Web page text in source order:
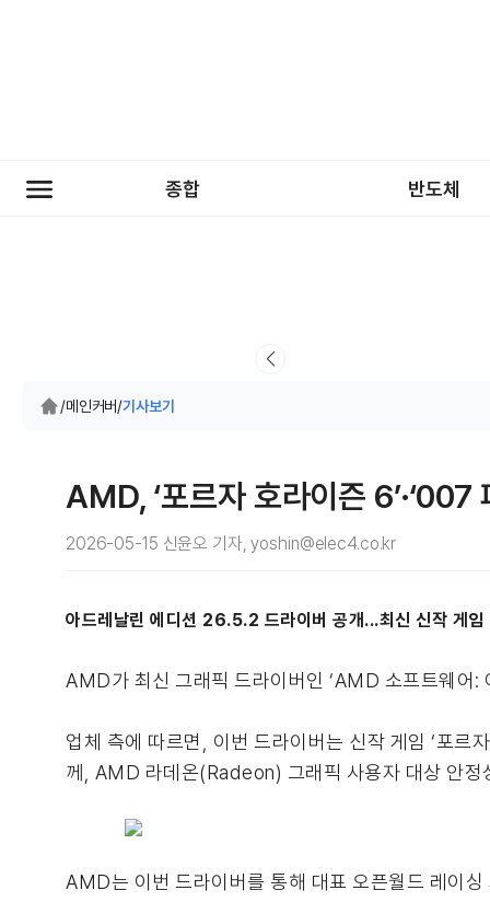
종합 반도체
/메인커버/기사보기
AMD, ‘포르자 호라이즌 6’·‘007
2026-05-15 신윤오 기자, yoshin@elec4.co.kr
아드레날린 에디션 26.5.2 드라이버 공개...최신 신작 게임
AMD가 최신 그래픽 드라이버인 ‘AMD 소프트웨
업체 측에 따르면, 이번 드라이버는 신작 게임 ‘포
께, AMD 라데온(Radeon) 그래픽 사용자 대상 안정
AMD는 이번 드라이버를 통해 대표 오픈월드 레이